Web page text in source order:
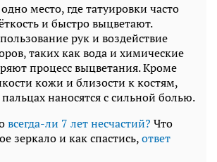
место, где татуировки часто
и быстро выцветают.
рук и воздействие
таких как вода и химические
процесс выцветания. Кроме
кожи и близости к костям,
наносятся с сильной болью.
всегда-ли 7 лет несчастий? Что
зеркало и как спастись,ответ